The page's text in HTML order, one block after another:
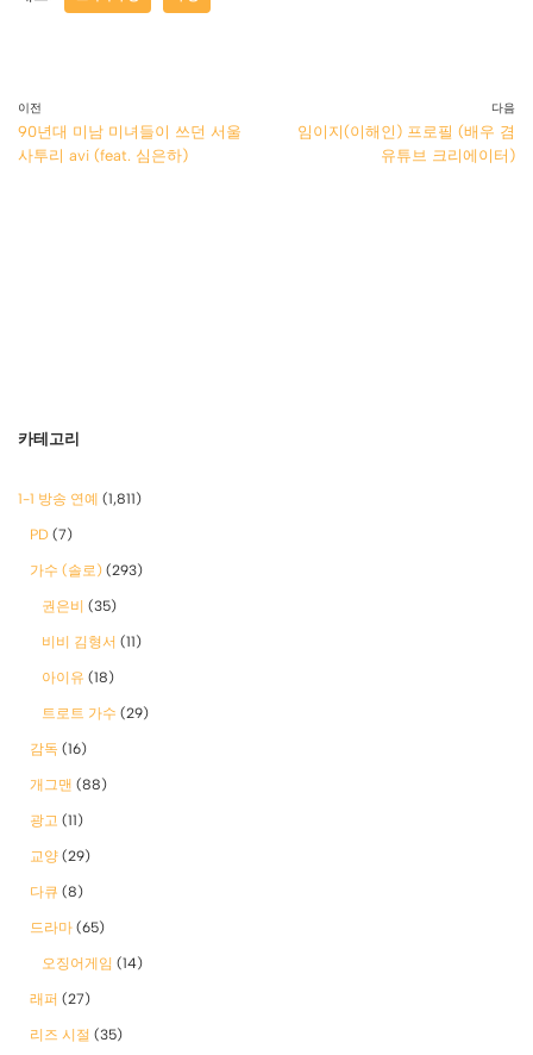
이전
90년대 미남 미녀들이 쓰던 서울
사투리 avi (feat. 심은하)
다음
임이지(이해인) 프로필 (배우 겸
유튜브 크리에이터)
카테고리
1-1 방송 연예 (1,811)
PD (7)
가수 (솔로) (293)
권은비 (35)
비비 김형서 (11)
아이유 (18)
트로트 가수 (29)
감독 (16)
개그맨 (88)
광고 (11)
교양 (29)
다큐 (8)
드라마 (65)
오징어게임 (14)
래퍼 (27)
리즈 시절 (35)